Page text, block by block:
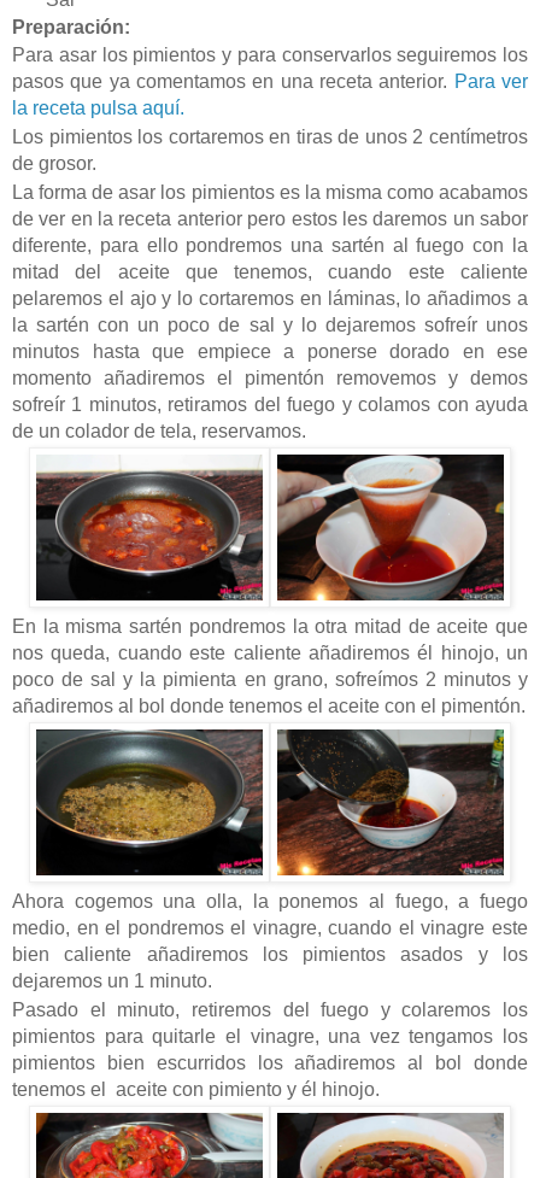
Preparación:
Para asar los pimientos y para conservarlos seguiremos los
pasos que ya comentamos en una receta anterior. Para ver
la receta pulsa aquí.
Los pimientos los cortaremos en tiras de unos 2 centímetros
de grosor.
La forma de asar los pimientos es la misma como acabamos
de ver en la receta anterior pero estos les daremos un sabor
diferente, para ello pondremos una sartén al fuego con la
mitad del aceite que tenemos, cuando este caliente
pelaremos el ajo y lo cortaremos en láminas, lo añadimos a
la sartén con un poco de sal y lo dejaremos sofreír unos
minutos hasta que empiece a ponerse dorado en ese
momento añadiremos el pimentón removemos y demos
sofreír 1 minutos, retiramos del fuego y colamos con ayuda
de un colador de tela, reservamos.
En la misma sartén pondremos la otra mitad de aceite que
nos queda, cuando este caliente añadiremos él hinojo, un
poco de sal y la pimienta en grano, sofreímos 2 minutos y
añadiremos al bol donde tenemos el aceite con el pimentón.
Ahora cogemos una olla, la ponemos al fuego, a fuego
medio, en el pondremos el vinagre, cuando el vinagre este
bien caliente añadiremos los pimientos asados y los
dejaremos un 1 minuto.
Pasado el minuto, retiremos del fuego y colaremos los
pimientos para quitarle el vinagre, una vez tengamos los
pimientos bien escurridos los añadiremos al bol donde
tenemos el aceite con pimiento y él hinojo.